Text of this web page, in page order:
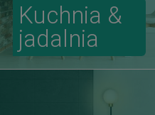
Kuchnia &
jadalnia